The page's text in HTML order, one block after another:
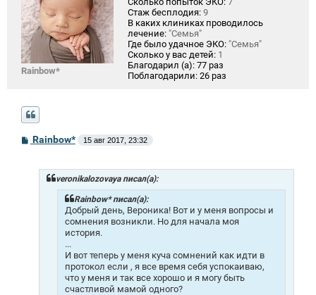
Rainbow*
Стаж бесплодия: 9
В каких клиниках проводилось
лечение: "Семья"
Где было удачное ЭКО: "Семья"
Сколько у вас детей: 1
Благодарил (а): 77 раз
Поблагодарили: 26 раз
СRainbow* 15 авг 2017, 23:32
veronikalozovaya писал(а):
Rainbow* писал(а):
Добрый день, Вероника! Вот и у меня вопросы и
сомнения возникли. Но для начала моя
история.
...
И вот теперь у меня куча сомнений как идти в
протокол если , я все время себя успокаиваю,
что у меня и так все хорошо и я могу быть
счастливой мамой одного?